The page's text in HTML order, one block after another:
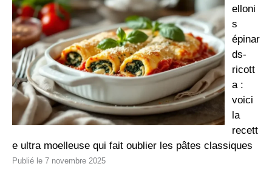
elloni
s
épinar
ds-
ricott
a :
voici
la
recett
e ultra moelleuse qui fait oublier les pâtes classiques
7 novembre 2025